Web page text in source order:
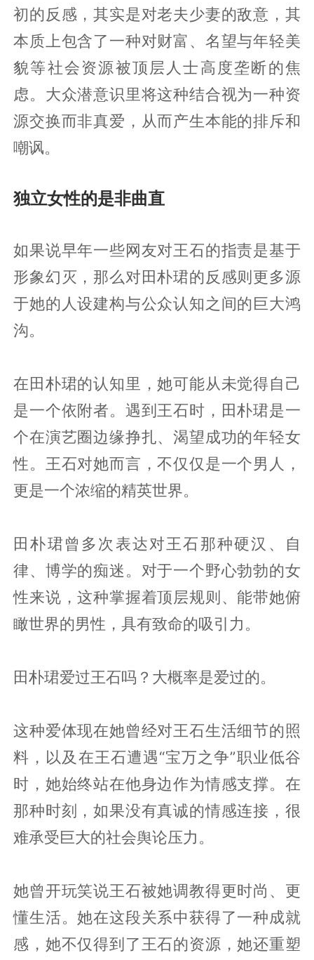
初的反感，其实是对老夫少妻的敌意，其
本质上包含了一种对财富、名望与年轻美
貌等社会资源被顶层人士高度垄断的焦
虑。大众潜意识里将这种结合视为一种资
源交换而非真爱，从而产生本能的排斥和
嘲讽。
独立女性的是非曲直
如果说早年一些网友对王石的指责是基于
形象幻灭，那么对田朴珺的反感则更多源
于她的人设建构与公众认知之间的巨大鸿
沟。
在田朴珺的认知里，她可能从未觉得自己
是一个依附者。遇到王石时，田朴珺是一
个在演艺圈边缘挣扎、渴望成功的年轻女
性。王石对她而言，不仅仅是一个男人，
更是一个浓缩的精英世界。
田朴珺曾多次表达对王石那种硬汉、自
律、博学的痴迷。对于一个野心勃勃的女
性来说，这种掌握着顶层规则、能带她俯
瞰世界的男性，具有致命的吸引力。
田朴珺爱过王石吗？大概率是爱过的。
这种爱体现在她曾经对王石生活细节的照
料，以及在王石遭遇“宝万之争”职业低谷
时，她始终站在他身边作为情感支撑。在
那种时刻，如果没有真诚的情感连接，很
难承受巨大的社会舆论压力。
她曾开玩笑说王石被她调教得更时尚、更
懂生活。她在这段关系中获得了一种成就
感，她不仅得到了王石的资源，她还重塑